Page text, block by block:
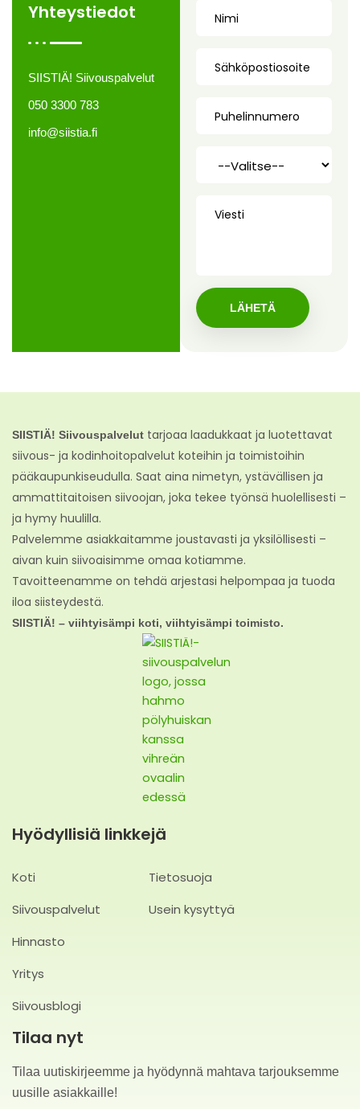
Yhteystiedot
SIISTIÄ! Siivouspalvelut
050 3300 783
info@siistia.fi
SIISTIÄ! Siivouspalvelut tarjoaa laadukkaat ja luotettavat
siivous- ja kodinhoitopalvelut koteihin ja toimistoihin
pääkaupunkiseudulla. Saat aina nimetyn, ystävällisen ja
ammattitaitoisen siivoojan, joka tekee työnsä huolellisesti –
ja hymy huulilla.
Palvelemme asiakkaitamme joustavasti ja yksilöllisesti –
aivan kuin siivoaisimme omaa kotiamme.
Tavoitteenamme on tehdä arjestasi helpompaa ja tuoda
iloa siisteydestä.
SIISTIÄ! – viihtyisämpi koti, viihtyisämpi toimisto.
Hyödyllisiä linkkejä
Koti
Siivouspalvelut
Hinnasto
Yritys
Siivousblogi
Tietosuoja
Usein kysyttyä
Tilaa nyt
Tilaa uutiskirjeemme ja hyödynnä mahtava tarjouksemme
uusille asiakkaille!